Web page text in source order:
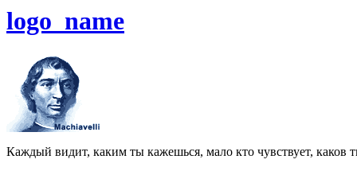
logo_name
Каждый видит, каким ты кажешься, мало кто чувствует, каков